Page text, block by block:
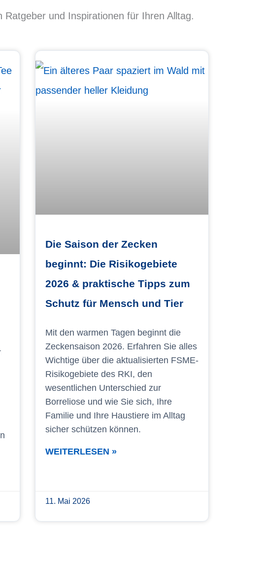
und Inspirationen für Ihren Alltag.
Die Saison der Zecken
beginnt: Die Risikogebiete
2026 & praktische Tipps zum
Schutz für Mensch und Tier
Mit den warmen Tagen beginnt die
Zeckensaison 2026. Erfahren Sie alles
Wichtige über die aktualisierten FSME-
Risikogebiete des RKI, den
wesentlichen Unterschied zur
Borreliose und wie Sie sich, Ihre
Familie und Ihre Haustiere im Alltag
sicher schützen können.
WEITERLESEN »
11. Mai 2026